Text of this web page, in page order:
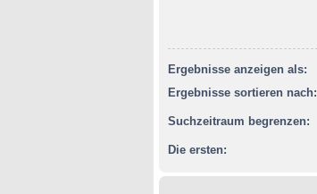
Ergebnisse anzeigen als:
Ergebnisse sortieren nach:
Suchzeitraum begrenzen:
Die ersten: